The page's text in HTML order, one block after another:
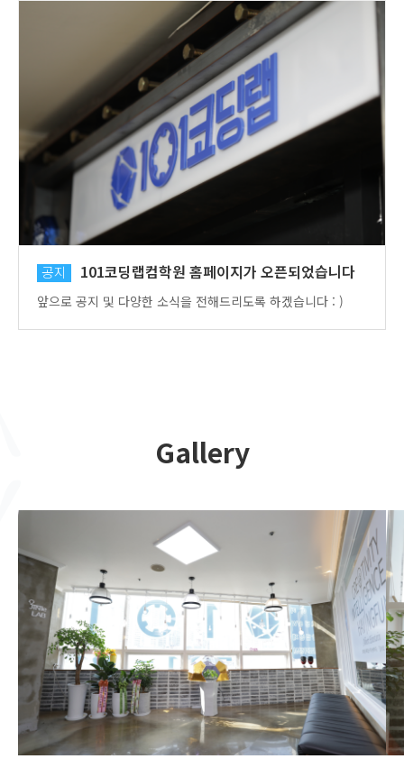
공지 101코딩랩컴학원 홈페이지가 오픈되었습니다
앞으로 공지 및 다양한 소식을 전해드리도록 하겠습니다 : )
Gallery